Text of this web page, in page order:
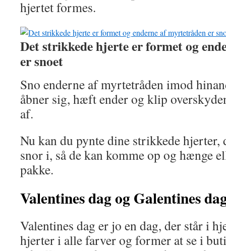
hjertet formes.
Det strikkede hjerte er formet og
er snoet
Sno enderne af myrtetråden imod
åbner sig, hæft ender og klip
af.
Nu kan du pynte dine strikkede hjerter,
snor i, så de kan komme op og hænge
pakke.
Valentines dag og Galentines
Valentines dag er jo en dag, der står i
hjerter i alle farver og former at se i